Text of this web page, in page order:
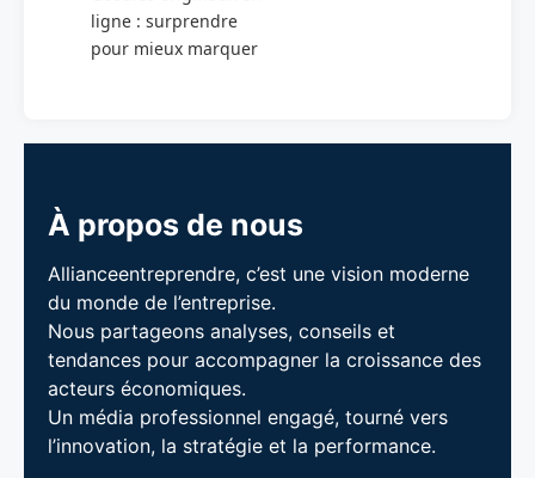
ligne : surprendre
pour mieux marquer
À propos de nous
Allianceentreprendre, c’est une vision moderne
du monde de l’entreprise.
Nous partageons analyses, conseils et
tendances pour accompagner la croissance des
acteurs économiques.
Un média professionnel engagé, tourné vers
l’innovation, la stratégie et la performance.